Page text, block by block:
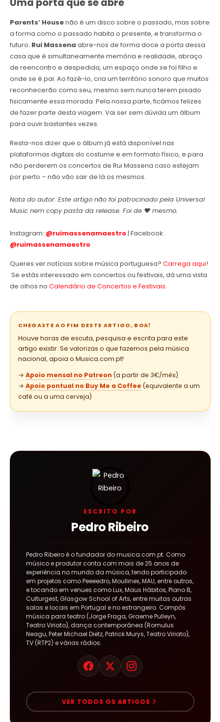
Parents’ Housenão é um disco sobre o passado, mas sobre
a forma como o passado habita o presente, e transforma o
futuro. Rui Massena abre-nos de forma doce a porta dessa
casa que é simultaneamente memória e realidade, abraço
de reencontro e despedida, um espaço onde se foi filho e
onde se é pai. Ao fazê-lo, cria um território sonoro que muitos
reconhecerão como seu, mesmo sem nunca terem pisado
fisicamente essa morada. Pela nossa parte, ficámos felizes
de fazer parte desta viagem. Vai ser sem dúvida um álbum
para ouvir bastantes vezes.
Resta-nos dizer que o álbum já está disponível nas
plataformas digitais do costume e em formato físico, e para
não perderem os concertos de Rui Massena caso estejam
por perto – não vão sair de lá os mesmos.
Nota do autor: Este artigo não foi patrocinado pela Universal
Music nem copy pasta da release. Foi de ❤️ mesmo.
Instagram: @ruimassenamaestro| Facebook:
@ruimassenamaestro
Queres ver notícias sobre música portuguesa? Carrega aqui!
Se estás interessado em concertos ou festivais, dá uma vista
de olhos no Calendário de Concertos e Festivais.
CHEGASTE AO FIM DESTE ARTIGO, BOA!
Houve horas de escuta, pesquisa e escrita para este
artigo existir. Se valorizas o que fazemos pela música
nacional, apoia o Musica.com.pt!
→ Apoio mensal no Patreon (a partir de 3€/mês)
→ Apoio pontual no Buy Me a Coffee (equivalente a um
café ou a uma cerveja)
ESCRITO POR
Pedro Ribeiro
Pedro Ribeiro é o fundador do musica.com.pt. Como
músico e produtor conta com mais de 25 anos de
experiência no mundo da música, tendo participado
em projetos como Peeeedro, Moullinex, MAU, entre outros,
e tocando em venues como Lux, Maus Hábitos, Plano B,
Culturgest, Glasgow School of Arts, entre muitas outras
salas e locais em Portugal e no estrangeiro. Compôs
música para teatro (Jorge Fraga, Graeme Pulleyn,
Teatro Viriato), dança contemporânea (Romulus
Neagu, Peter Michael Dietz, Patrick Murys, Teatro Viriato),
TV (RTP2) e várias rádios.
VER TODOS OS ARTIGOS